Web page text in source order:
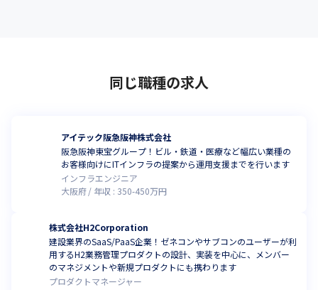
同じ職種の求人
アイテック阪急阪神株式会社
阪急阪神東宝グループ！ビル・鉄道・医療など幅広い業種の
お客様向けにITインフラの提案から運用支援までを行います
インフラエンジニア
大阪府
年収 : 350-450万円
株式会社H2Corporation
建設業界のSaaS/PaaS企業！ゼネコンやサブコンのユーザーが利
用するH2業務管理プロダクトの設計、実装を中心に、メンバー
のマネジメントや新規プロダクトにも携わります
プロダクトマネージャー